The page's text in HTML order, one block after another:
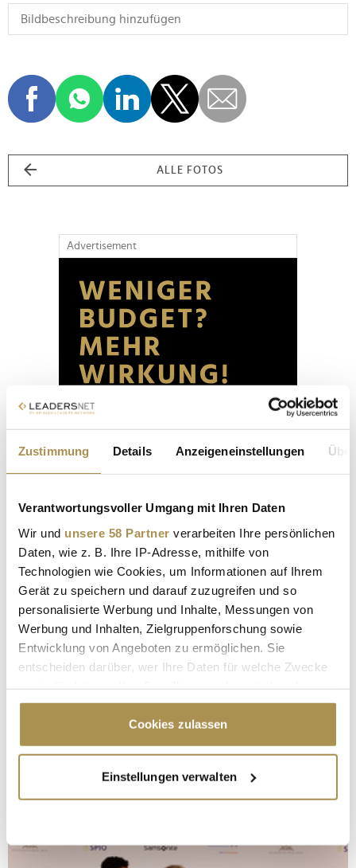
Zustimmung Details Anzeigeneinstellungen
Verantwortungsvoller Umgang mit Ihren Daten
Wir und unsere 58 Partner verarbeiten Ihre persönlichen
Daten, wie z. B. Ihre IP-Adresse, mithilfe von
Technologien wie Cookies, um Informationen auf Ihrem
Gerät zu speichern und darauf zuzugreifen und so
personalisierte Werbung und Inhalte, Messungen von
Werbung und Inhalten, Zielgruppenforschung sowie
Entwicklung von Angeboten zu ermöglichen. Sie
entscheiden darüber, wer Ihre Daten für welche Zwecke
Cookie-Erklärung oder durch Klicken auf das Privacy
Trigger Symbol ändern oder widerrufen
Informationen über Ihre geografische Lage
erfassen, welche bis auf einige Meter genau sein
bestimmten Merkmalen (Fingerprinting) identifizieren
Cookies zulassen
Einstellungen verwalten
ALLE FOTOS
Advertisement